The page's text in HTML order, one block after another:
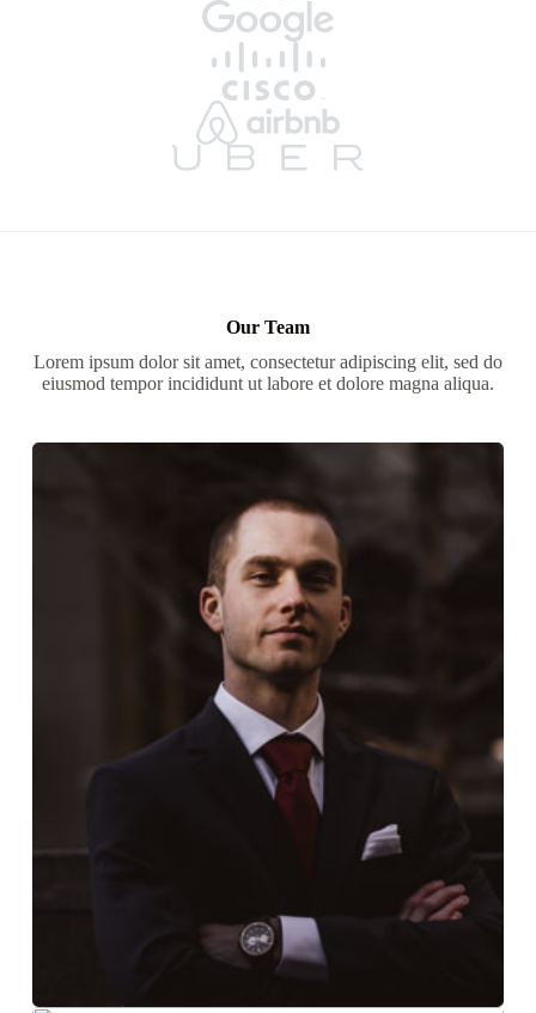
Our Team
Lorem ipsum dolor sit amet, consectetur adipiscing elit, sed do
eiusmod tempor incididunt ut labore et dolore magna aliqua.